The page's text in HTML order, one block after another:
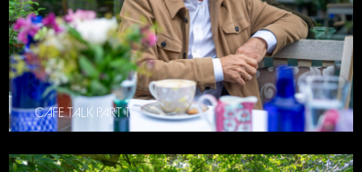
CAFE TALK PART 11